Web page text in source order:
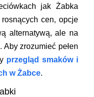
jak Żabka
cen, opcje
alternatywą, ale na
zrozumieć pełen
przegląd smaków i
w Żabce.